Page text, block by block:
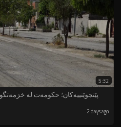
5:32
پێنجوێنییه‌كان؛ حكومه‌ت له‌
2 days ago